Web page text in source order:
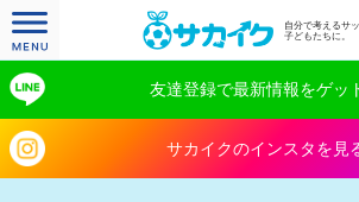
自分で考えるサ
子どもたちに。
友達登録で最新情報をゲッ
サカイクのインスタを見